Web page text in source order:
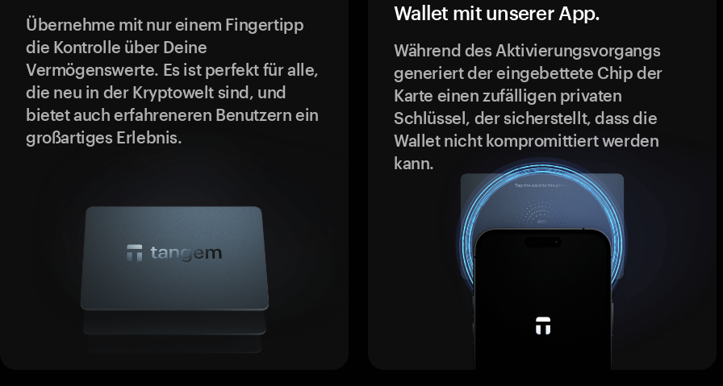
Übernehme mit nur einem Fingertipp
die Kontrolle über Deine
Vermögenswerte. Es ist perfekt für alle,
die neu in der Kryptowelt sind, und
bietet auch erfahreneren Benutzern ein
großartiges Erlebnis.
Wallet mit unserer App.
Während des Aktivierungsvorgangs
generiert der eingebettete Chip der
Karte einen zufälligen privaten
Schlüssel, der sicherstellt, dass die
Wallet nicht kompromittiert werden
kann.